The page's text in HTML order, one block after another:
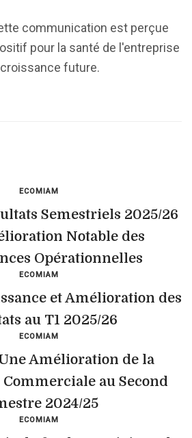
communication est perçue
pour la santé de l'entreprise
future.
ECOMIAM
Semestriels 2025/26
Notable des
Opérationnelles
ECOMIAM
et Amélioration des
au T1 2025/26
ECOMIAM
Amélioration de la
au Second
2024/25
ECOMIAM